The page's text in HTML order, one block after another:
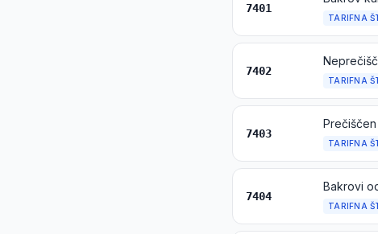
7401
TARIFNA
7402
TARIFNA
7403
TARIFNA
7404
Bakrovi
TARIFNA